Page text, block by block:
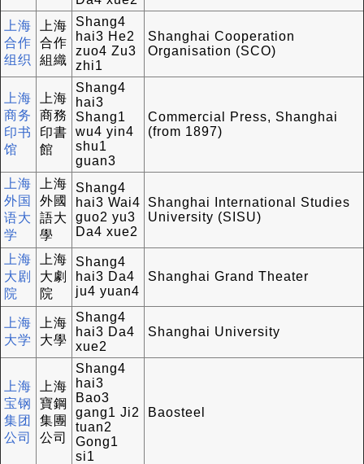
上海
合作
组织
上海
合作
組織
Shang4
hai3 He2
zuo4 Zu3
zhi1
Shanghai Cooperation
Organisation (SCO)
上海
商务
印书
馆
上海
商務
印書
館
Shang4
hai3
Shang1
wu4 yin4
shu1
guan3
Commercial Press, Shanghai
(from 1897)
上海
外国
语大
学
上海
外國
語大
學
Shang4
hai3 Wai4
guo2 yu3
Da4 xue2
Shanghai International Studies
University (SISU)
上海
大剧
院
上海
大劇
院
Shang4
hai3 Da4
ju4 yuan4
Shanghai Grand Theater
上海
大学
上海
大學
Shang4
hai3 Da4
xue2
Shanghai University
上海
宝钢
集团
公司
上海
寶鋼
集團
公司
Shang4
hai3
Bao3
gang1 Ji2
tuan2
Gong1
si1
Baosteel